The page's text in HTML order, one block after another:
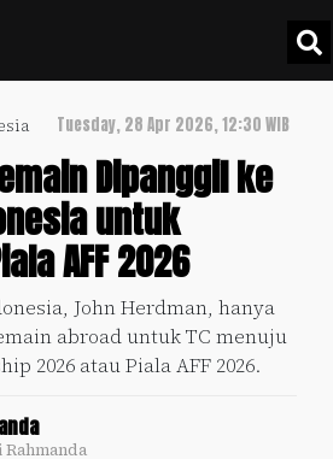
Tuesday, 28 Apr 2026, 12:30 WIB
Dipanggil ke
untuk
AFF 2026
John Herdman, hanya
abroad untuk TC menuju
2026 atau Piala AFF 2026.